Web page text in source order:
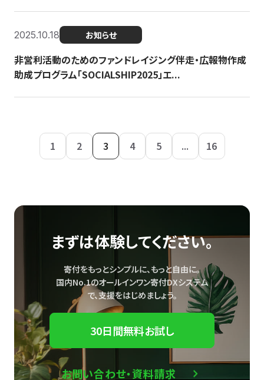
2025.10.18 お知らせ
非営利活動のためのファンドレイジング伴走・広報物作成
助成プログラム「SOCIALSHIP2025」エ...
1 2 3 4 5 ... 16
まずは体験してください。
寄付をもっとシンプルに、もっと自由に。
国内No.1のオールインワン寄付DXシステム
で、支援をはじめましょう。
30日間無料お試し
お問い合わせ・資料請求